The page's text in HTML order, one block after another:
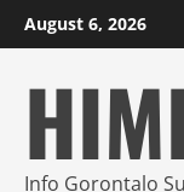
Skip
to
August 6, 2026
Info Gorontalo